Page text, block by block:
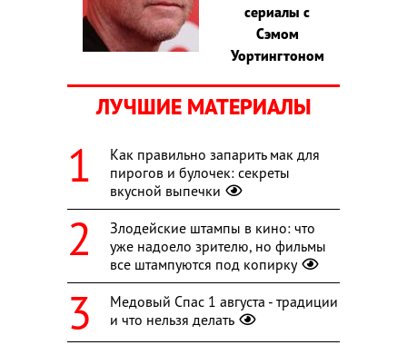
сериалы с
Сэмом
Уортингтоном
ЛУЧШИЕ МАТЕРИАЛЫ
Как правильно запарить мак для
пирогов и булочек: секреты
вкусной выпечки
Злодейские штампы в кино: что
уже надоело зрителю, но фильмы
все штампуются под копирку
Медовый Спас 1 августа - традиции
и что нельзя делать